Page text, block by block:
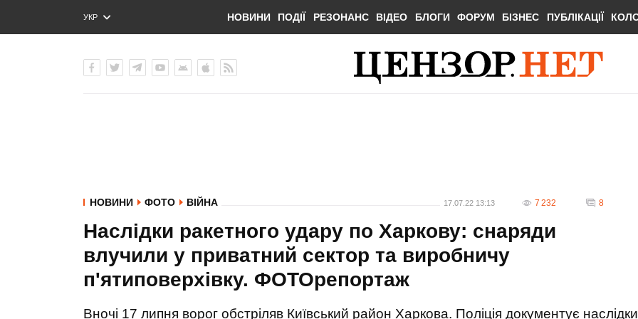
УКР
ENG
НОВИНИ ПОДІЇ РЕЗОНАНС ВІДЕО БЛОГИ ФОРУМ БІЗНЕС ПУБЛІКАЦІЇ
НОВИНИ ФОТО ВІЙНА 17.07.22 13:13 7 232 8
Наслідки ракетного удару по Харкову: снаряди
влучили у приватний сектор та виробничу
п'ятиповерхівку. ФОТОрепортаж
Вночі 17 липня ворог обстріляв Київський район Харкова. Поліція документує наслідки